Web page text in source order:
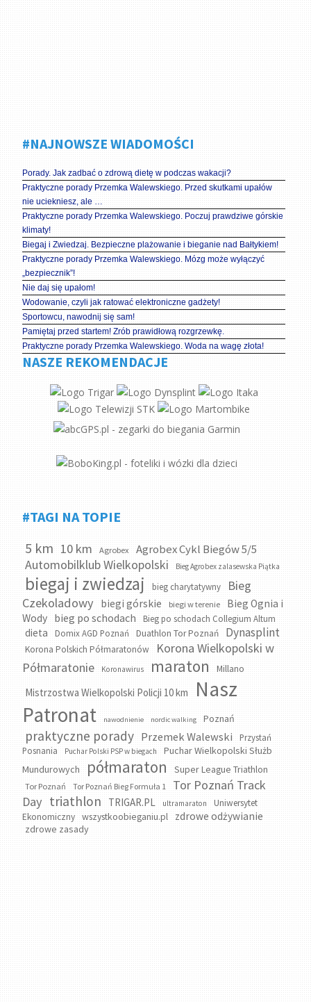
#NAJNOWSZE WIADOMOŚCI
Porady. Jak zadbać o zdrową dietę w podczas wakacji?
Praktyczne porady Przemka Walewskiego. Przed skutkami upałów
nie uciekniesz, ale …
Praktyczne porady Przemka Walewskiego. Poczuj prawdziwe górskie
klimaty!
Biegaj i Zwiedzaj. Bezpieczne plażowanie i bieganie nad Bałtykiem!
Praktyczne porady Przemka Walewskiego. Mózg może wyłączyć
„bezpiecznik”!
Nie daj się upałom!
Wodowanie, czyli jak ratować elektroniczne gadżety!
Sportowcu, nawodnij się sam!
Pamiętaj przed startem! Zrób prawidłową rozgrzewkę.
Praktyczne porady Przemka Walewskiego. Woda na wagę złota!
NASZE REKOMENDACJE
#TAGI NA TOPIE
5 km 10 km Agrobex Agrobex Cykl Biegów 5/5
Automobilklub Wielkopolski Bieg Agrobex zalasewska Piątka
biegaj i zwiedzaj bieg charytatywny
Bieg
Czekoladowy
biegi górskie biegi w terenie
Bieg Ognia i
Wody bieg po schodach Bieg po schodach Collegium Altum
dieta Domix AGD Poznań Duathlon Tor Poznań Dynasplint
Korona Polskich Półmaratonów
Korona Wielkopolski w
Półmaratonie
Koronawirus maraton Millano
Mistrzostwa Wielkopolski Policji 10 km
Nasz
Patronat
nawodnienie nordic walking Poznań
praktyczne porady Przemek Walewski
Przystań
Posnania
Puchar Polski PSP w biegach
Puchar Wielkopolski Służb
Mundurowych
półmaraton Super League Triathlon
Tor Poznań Tor Poznań Bieg Formuła 1
Tor Poznań Track
Day triathlon TRIGAR.PL ultramaraton
Uniwersytet
Ekonomiczny
wszystkoobieganiu.pl zdrowe odżywianie
zdrowe zasady